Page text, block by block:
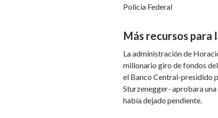
Policía Federal
Más recursos para
La administración de
millonario giro de fondos
el Banco Central-presidido
Sturzenegger- aprobara
había dejado pendiente.